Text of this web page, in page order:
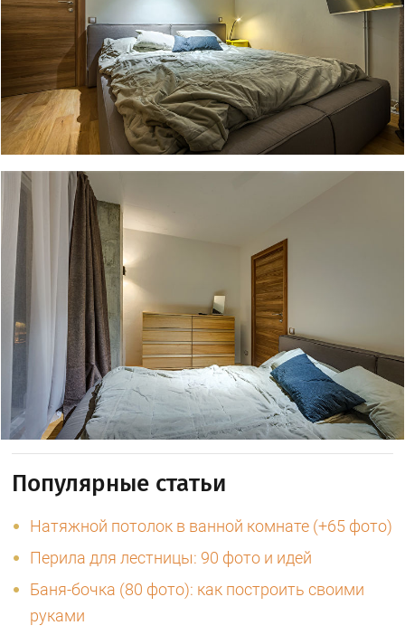
Популярные статьи
Натяжной потолок в ванной комнате (+65 фото)
Перила для лестницы: 90 фото и идей
Баня-бочка (80 фото): как построить своими
руками